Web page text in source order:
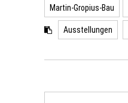
Martin-Gropius-Bau
Ausstellungen